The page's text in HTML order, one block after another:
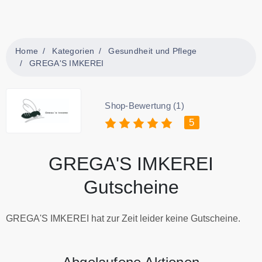
Home Kategorien
Gesundheit und Pflege
GREGA'S IMKEREI
Shop-Bewertung (1)
5
GREGA'S IMKEREI
Gutscheine
GREGA'S IMKEREI hat zur Zeit leider keine Gutscheine.